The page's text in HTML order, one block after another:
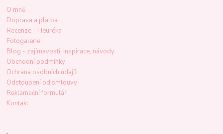
O mně
Doprava a platba
Recenze - Heuréka
Fotogalerie
Blog - zajímavosti, inspirace, návody
Obchodní podmínky
Ochrana osobních údajů
Odstoupení od smlouvy
Reklamační formulář
Kontakt